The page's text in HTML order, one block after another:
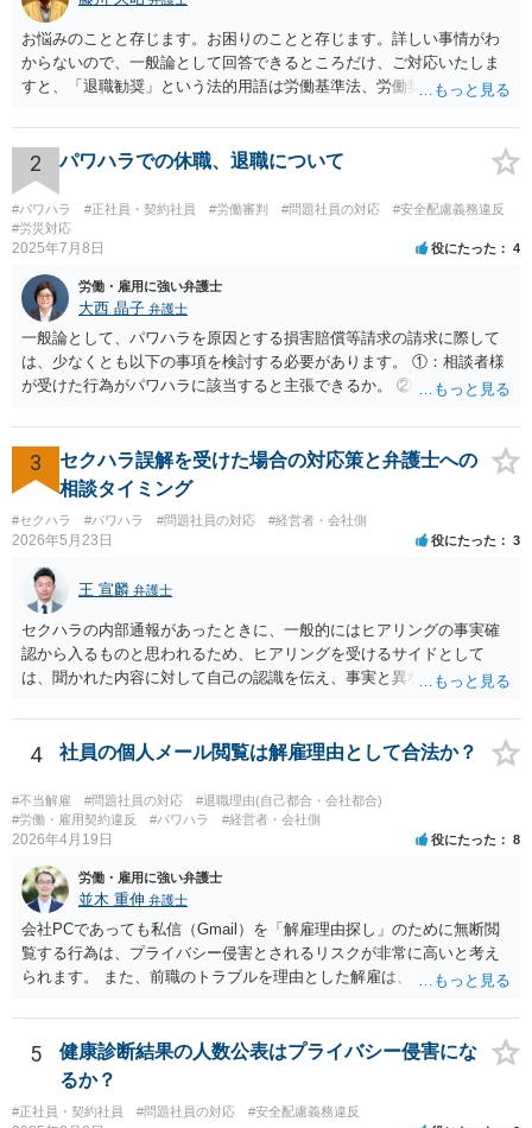
お悩みのことと存じます。お困りのことと存じます。詳しい事情がわ
からないので、一般論として回答できるところだけ、ご対応いたしま
すと、「退職勧奨」という法的用語は労働基準法、労働契約法上は存
職を求めただけではなく、本人が退職を明確に拒否しているにもかか
わらず、その後でも執拗に退職を強く求めることです。 職場のパワー
ハラスメントとは、同じ職場で働く者に対し、職務上の地位や人間関
係などの職場内の優位性を背景に、業務の適正な範囲を超えて、精神
的・身体的苦痛を与える又は職場環境を悪化させる行為をいいます。
パワハラの事案は、証拠などをもとにしながら、直接具体的なお話を
お伺いして、法的に正確に分析する必要があります。本件の言動が、
これらに該当するかどうか、証拠に基づいて、子細な分析と慎重な対
応が必要です。客観的証拠が不可欠です。 法的に正確に分析されたい
場合には、労務管理と労働法に精通し、上記に関連した法理等にも通
じた弁護士等に相談し、証拠をもとにしながら具体的な話をなさった
上で、今後の対応を検討するべきです。良い解決になりますよう祈念
2 パワハラでの休職、退職について
#パワハラ #正社員・契約社員 #労働審判 #問題社員の対応
#安全配慮義務違反
#労災対応
2025年7月8日 役にたった 4
労働・雇用に強い弁護士
大西 晶子 弁護士
一般論として、パワハラを原因とする損害賠償等請求の請求に際して
は、少なくとも以下の事項を検討する必要があります。 ①：相談者様
が受けた行為がパワハラに該当すると主張できるか。 ②：会社が、当
と主張できるか。 ③：当該パワハラ行為のせいで相談者様が適応障害
を患ったと主張できるか。 ④：①②③の主張を裏付ける証拠がどの程
度充実しているか。 ⑤：未払残業代等、会社に対して他に請求できそ
うなものはあるか。 ①～③により、パワハラ行為をした本人/会社の両
方に対して損害賠償等を請求できるか否かが変わってきます。 ④によ
り、交渉のみで妥協べきか、訴訟も見据えて徹底的に責任追求できそ
うかを検討することになります。 また、会社に対して他に請求できそ
うなものがあれば（⑤）、パワハラの証拠が多少不足していたとして
も、併せて請求することによって、解決金の増額事由として扱うこと
を検討する余地があります。 具体的なご事情が分からないため、抽象
的な説明にとどまり申し訳ありません。 ただ、パワハラを原因とする
労働トラブルをご自身で対応することは、ご負担が大きいかと存じま
すので、弁護士への相談をお勧めいたします。
3
セクハラ誤解を受けた場合の対応策と弁護士への
相談タイミング
#セクハラ #パワハラ #問題社員の対応 #経営者・会社側
2026年5月23日 役にたった 3
王 宣麟 弁護士
セクハラの内部通報があったときに、一般的にはヒアリングの事実確
認から入るものと思われるため、ヒアリングを受けるサイドとして
は、聞かれた内容に対して自己の認識を伝え、事実と異なることに関
会社側でセクハラの事実があったと認定した場合は、単なる警告・指
導だけでなく、懲戒処分等が行われる可能性もありますので、そのよ
いのではないかと思います。
4 社員の個人メール閲覧は解雇理由として合法か？
#不当解雇 #問題社員の対応
#退職理由(自己都合・会社都合)
#労働・雇用契約違反
#パワハラ #経営者・会社側
2026年4月19日 役にたった 8
労働・雇用に強い弁護士
並木 重伸 弁護士
会社PCであっても私信（Gmail）を「解雇理由探し」のために無断閲
覧する行為は、プライバシー侵害とされるリスクが非常に高いと考え
られます。 また、前職のトラブルを理由とした解雇は、 採用時に虚偽
メールの内容には触れず、現在の「素行の悪さ」に関する事情を具体
的に記録してください。注意・指導を繰り返しても改善されないとい
うプロセスを積み上げ、段階的に懲戒や退職勧奨を検討するのが安全
な進め方です。
5
健康診断結果の人数公表はプライバシー侵害にな
るか？
#正社員・契約社員 #問題社員の対応 #安全配慮義務違反